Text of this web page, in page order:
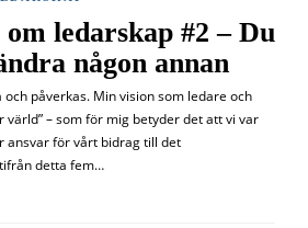
ledarskap #2 – Du
någon annan
påverkas. Min vision som ledare och
värld” – som för mig betyder det att vi var
ansvar för vårt bidrag till det
detta fem…